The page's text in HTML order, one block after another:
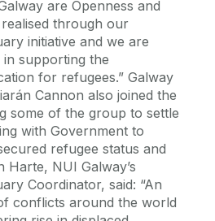
are Openness and
through our
initiative and we are
supporting the
for refugees.” Galway
Cannon also joined the
some of the group to settle
with Government to
refugee status and
Harte, NUI Galway’s
Coordinator, said: “An
conflicts around the world